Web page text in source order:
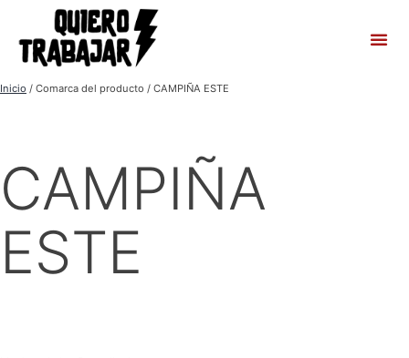
Inicio / Comarca del producto / CAMPIÑA ESTE
CAMPIÑA
ESTE